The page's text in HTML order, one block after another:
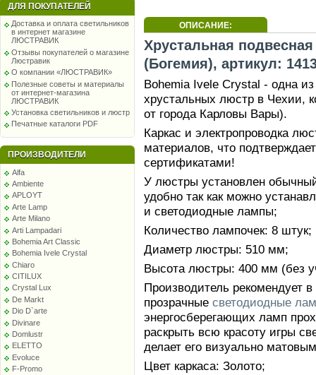
ДЛЯ ПОКУПАТЕЛЕЙ
Доставка и оплата светильников
в интернет магазине
ЛЮСТРАВИК
Отзывы покупателей о магазине
Люстравик
О компании «ЛЮСТРАВИК»
Полезные советы и материалы
от интернет-магазина
ЛЮСТРАВИК
Установка светильников и люстр
Печатные каталоги PDF
ПРОИЗВОДИТЕЛИ
Alfa
Ambiente
APLOYT
Arte Lamp
Arte Milano
Arti Lampadari
Bohemia Art Classic
Bohemia Ivele Crystal
Chiaro
CITILUX
Crystal Lux
De Markt
Dio D`arte
Divinare
Domlustr
ELETTO
Evoluce
F-Promo
ОПИСАНИЕ:
Хрустальная
(Богемия), артикул:
Bohemia Ivele Crystal - одна
хрустальных люстр в Чехии,
от города Карловы Вары).
Каркас и электропроводка
материалов, что
сертификатами!
У люстры установлен
удобно так как можно
и светодиодные лампы;
Количество лампочек: 8 штук;
Диаметр люстры: 510 мм;
Высота люстры: 400 мм (без
Производитель рекомендует
прозрачные светодиодные
энергосберегающих ламп
раскрыть всю красоту игры
делает его визуально
Цвет каркаса: Золото;